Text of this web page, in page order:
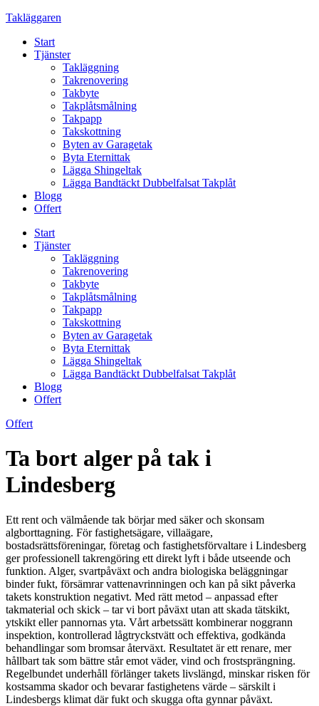
Skip
content
Takläggaren
Start
Tjänster
Takläggning
Takrenovering
Takbyte
Takplåtsmålning
Takpapp
Takskottning
Byten av Garagetak
Byta Eternittak
Lägga Shingeltak
Lägga Bandtäckt Dubbelfalsat Takplåt
Blogg
Offert
Start
Tjänster
Takläggning
Takrenovering
Takbyte
Takplåtsmålning
Takpapp
Takskottning
Byten av Garagetak
Byta Eternittak
Lägga Shingeltak
Lägga Bandtäckt Dubbelfalsat Takplåt
Blogg
Offert
Offert
Ta bort alger på tak i
Lindesberg
Ett rent och välmående tak börjar med säker och skonsam
algborttagning. För fastighetsägare, villaägare,
bostadsrättsföreningar, företag och fastighetsförvaltare i Lindesberg
ger professionell takrengöring ett direkt lyft i både utseende och
funktion. Alger, svartpåväxt och andra biologiska beläggningar
binder fukt, försämrar vattenavrinningen och kan på sikt påverka
takets konstruktion negativt. Med rätt metod – anpassad efter
takmaterial och skick – tar vi bort påväxt utan att skada tätskikt,
ytskikt eller pannornas yta. Vårt arbetssätt kombinerar noggrann
inspektion, kontrollerad lågtryckstvätt och effektiva, godkända
behandlingar som bromsar återväxt. Resultatet är ett renare, mer
hållbart tak som bättre står emot väder, vind och frostsprängning.
Regelbundet underhåll förlänger takets livslängd, minskar risken för
kostsamma skador och bevarar fastighetens värde – särskilt i
Lindesbergs klimat där fukt och skugga ofta gynnar påväxt.